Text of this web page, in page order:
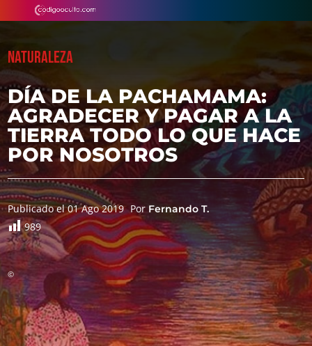
NATURALEZA
DÍA DE LA PACHAMAMA:
AGRADECER Y PAGAR A LA
TIERRA TODO LO QUE HACE
POR NOSOTROS
Publicado el 01 Ago 2019 Por Fernando T.
989
©